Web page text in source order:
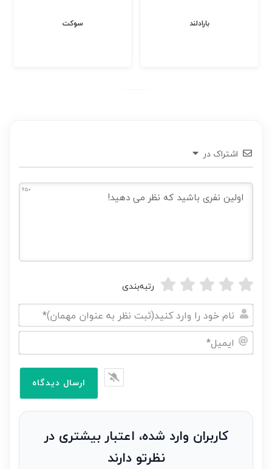
سوکت بارادلند
اشتراک در
650
رتبه‌بندی
نام
خود
نظر
کاربران وارد شده، اعتبار بیشتری در
نظرتو دارند